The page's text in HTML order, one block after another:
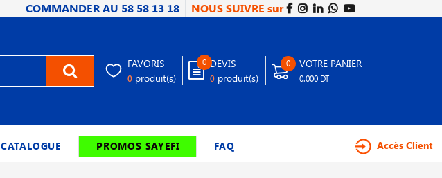
COMMANDER AU 58 58 13 18 NOUS SUIVRE sur
FAVORIS
0 produit(s)
0 DEVIS
0 produit(s)
0 VOTRE PANIER
0.000 DT
CATALOGUE PROMOS SAYEFI FAQ Accès Client